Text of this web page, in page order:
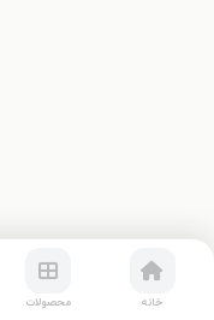
خانه محصولات